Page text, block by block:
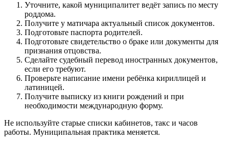
Уточните, какой муниципалитет ведёт запись по месту
роддома.
Получите у матичара актуальный список документов.
Подготовьте паспорта родителей.
Подготовьте свидетельство о браке или документы для
признания отцовства.
Сделайте судебный перевод иностранных документов,
если его требуют.
Проверьте написание имени ребёнка кириллицей и
латиницей.
Получите выписку из книги рождений и при
необходимости международную форму.
Не используйте старые списки кабинетов, такс и часов
работы. Муниципальная практика меняется.